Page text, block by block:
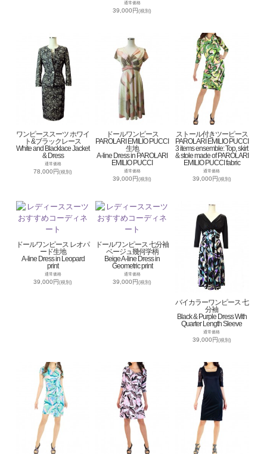
通常価格
39,000円(税別)
ワンピーススーツ ホワイ
ト&ブラックレース
White and Blacklace Jacket
& Dress
通常価格
78,000円(税別)
ドールワンピース
PAROLARI EMILIO PUCCI
生地
A-line Dress in PAROLARI
EMILIO PUCCI
通常価格
39,000円(税別)
ストール付きツーピース
PAROLARI EMILIO PUCCI
3 items ensemble: Top, skirt
& stole made of PAROLARI
EMILIO PUCCI fabric
通常価格
39,000円(税別)
ドールワンピース レオパ
ード生地
A-line Dress in Leopard
print
通常価格
39,000円(税別)
ドールワンピース 七分袖
ベージュ幾何学柄
Beige A-line Dress in
Geometric print
通常価格
39,000円(税別)
バイカラーワンピース 七
分袖
Black & Purple Dress With
Quarter Length Sleeve
通常価格
39,000円(税別)